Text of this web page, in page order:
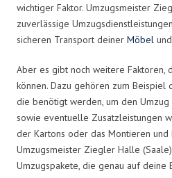
wichtiger Faktor. Umzugsmeister
zuverlässige
sicheren Transport deiner Möbel
Aber es gibt noch weitere Faktoren,
können. Dazu gehören zum Beispiel
die benötigt werden, um den
sowie eventuelle Zusatzleistungen
der Kartons oder das Montieren
Umzugsmeister Ziegler Halle
Umzugspakete, die genau auf deine